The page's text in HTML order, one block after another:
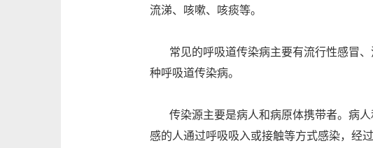
流涕、咳嗽、咳痰等。
常见的呼吸道传染病主要有流行性感冒、
种呼吸道传染病。
传染源主要是病人和病原体携带者。病人
感的人通过呼吸吸入或接触等方式感染，经